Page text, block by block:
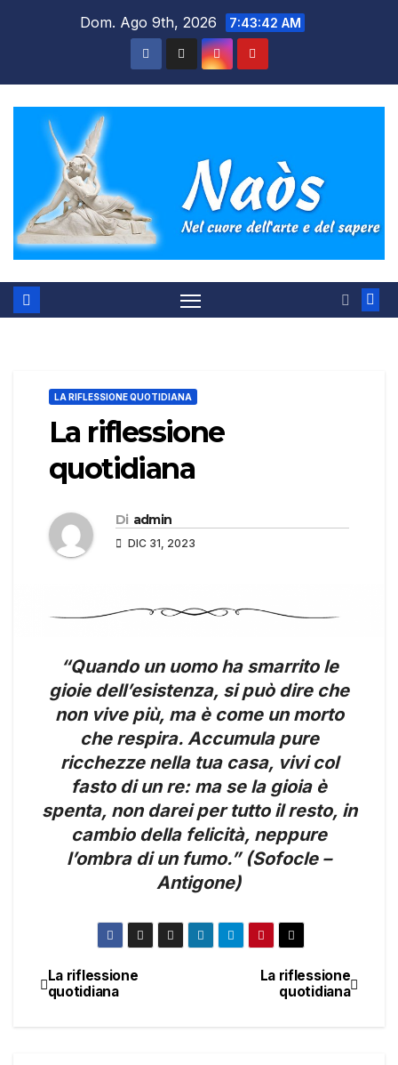
Dom. Ago 9th, 2026 7:43:42 AM
LA RIFLESSIONE QUOTIDIANA
La riflessione
quotidiana
Di admin
DIC 31, 2023
“Quando un uomo ha smarrito le
gioie dell’esistenza, si può dire che
non vive più, ma è come un morto
che respira. Accumula pure
ricchezze nella tua casa, vivi col
fasto di un re: ma se la gioia è
spenta, non darei per tutto il resto, in
cambio della felicità, neppure
l’ombra di un fumo.” (Sofocle –
Antigone)
Navigazione
La riflessione
quotidiana
La riflessione
quotidiana